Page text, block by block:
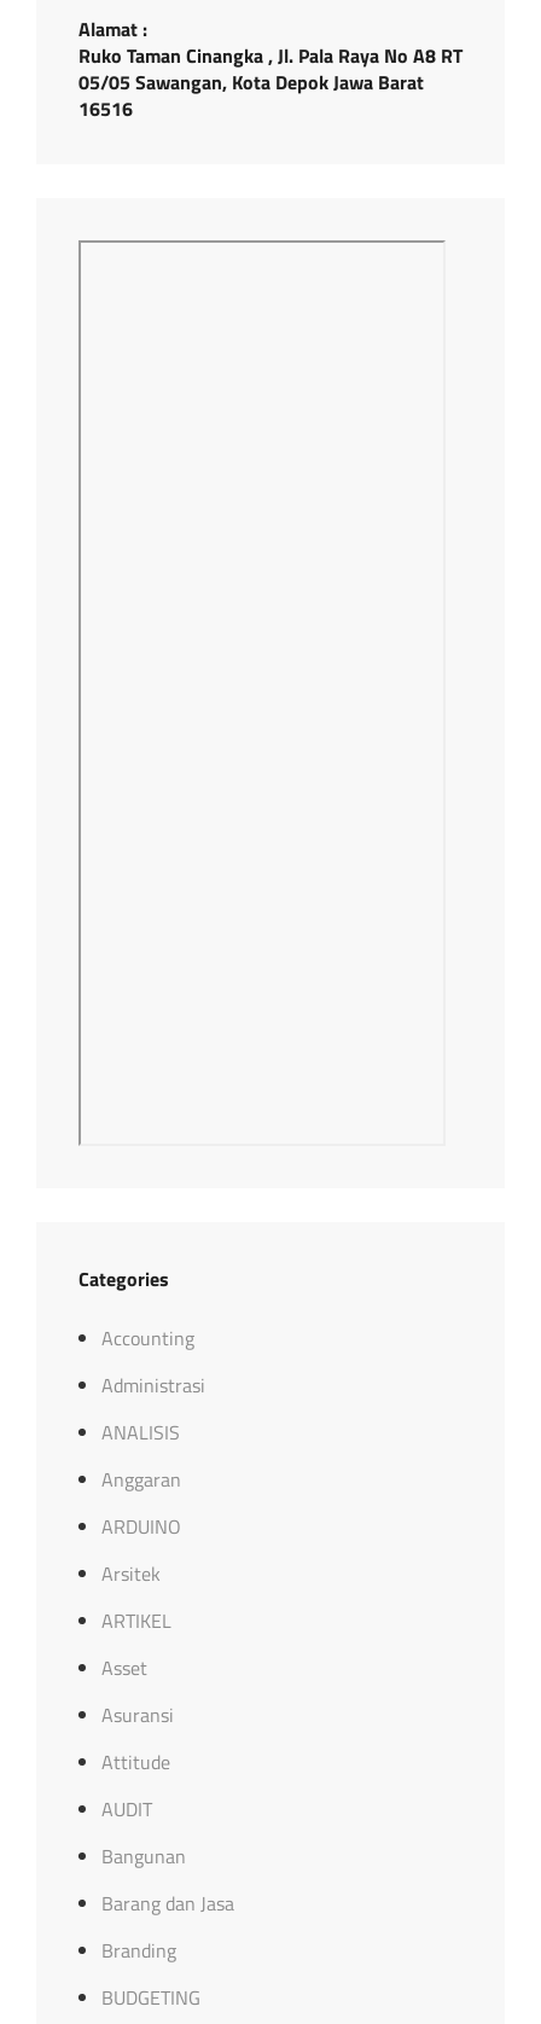
Alamat :
Ruko Taman Cinangka , Jl. Pala Raya No A8 RT
05/05 Sawangan, Kota Depok Jawa Barat
16516
Categories
Accounting
Administrasi
ANALISIS
Anggaran
ARDUINO
Arsitek
ARTIKEL
Asset
Asuransi
Attitude
AUDIT
Bangunan
Barang dan Jasa
Branding
BUDGETING